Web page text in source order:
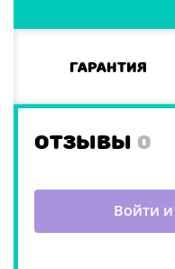
Гарантия
ОТЗЫВЫ 0
Войти и